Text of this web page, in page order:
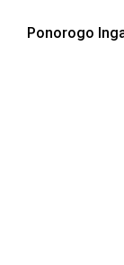
Ponorogo